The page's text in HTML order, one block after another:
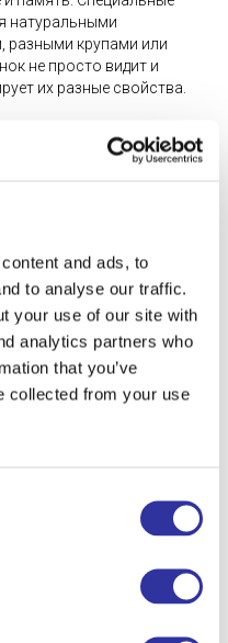
and ads, to
to analyse our traffic.
your use of our site with
analytics partners who
that you’ve
collected from your use
натуральными
разными крупами или
не просто видит и
их разные свойства.
интересующей темы: будь
ru/preschool